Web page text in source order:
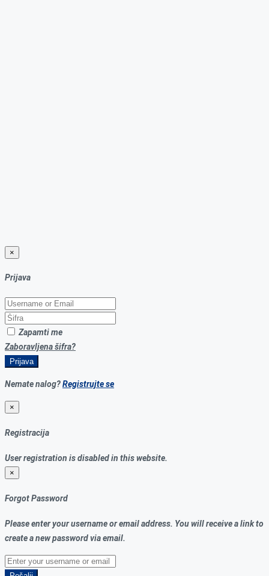
×
Prijava
Zapamti me
Zaboravljena šifra?
Prijava
Nemate nalog?Registrujte se
×
Registracija
User registration is disabled in this website.
×
Forgot Password
Please enter your username or email address. You will receive a link to
create a new password via email.